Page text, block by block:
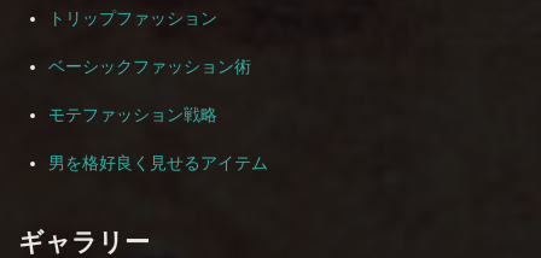
トリップファッション
ベーシックファッション術
モテファッション戦略
男を格好良く見せるアイテム
ギャラリー